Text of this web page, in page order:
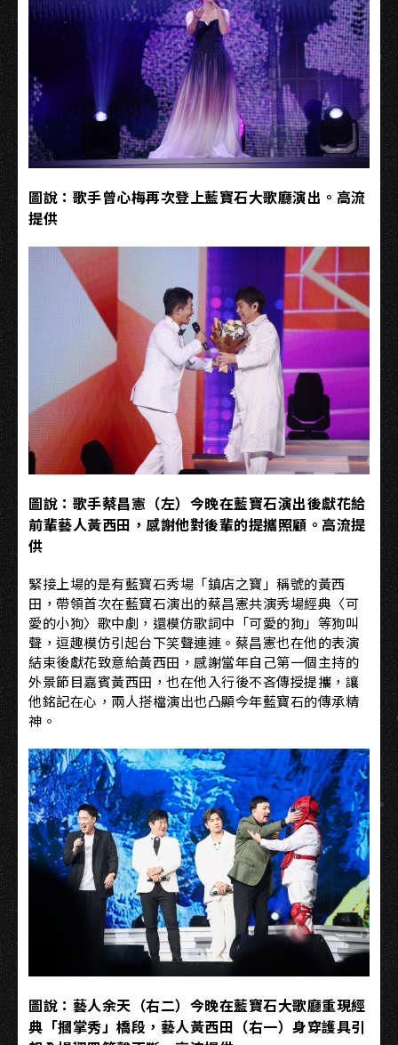
圖說：歌手曾心梅再次登上藍寶石大歌廳演出。高流
提供
圖說：歌手蔡昌憲（左）今晚在藍寶石演出後獻花給
前輩藝人黃西田，感謝他對後輩的提攜照顧。高流提
供
緊接上場的是有藍寶石秀場「鎮店之寶」稱號的黃西
田，帶領首次在藍寶石演出的蔡昌憲共演秀場經典〈可
愛的小狗〉歌中劇，還模仿歌詞中「可愛的狗」等狗叫
聲，逗趣模仿引起台下笑聲連連。蔡昌憲也在他的表演
結束後獻花致意給黃西田，感謝當年自己第一個主持的
外景節目嘉賓黃西田，也在他入行後不吝傳授提攜，讓
他銘記在心，兩人搭檔演出也凸顯今年藍寶石的傳承精
神。
圖說：藝人余天（右二）今晚在藍寶石大歌廳重現經
典「摑掌秀」橋段，藝人黃西田（右一）身穿護具引